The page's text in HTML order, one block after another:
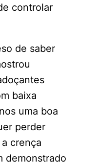
controlar
de saber
baixa
uma boa
perder
crença
demonstrado